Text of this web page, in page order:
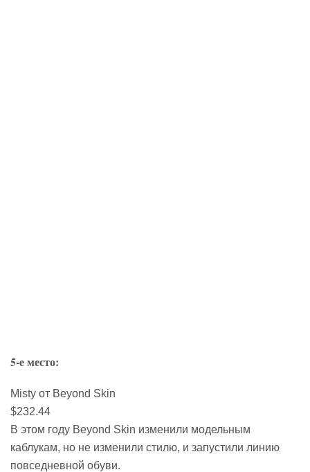
5-е место:
Misty от Beyond Skin
$232.44
В этом году Beyond Skin изменили модельным
каблукам, но не изменили стилю, и запустили линию
повседневной обуви.